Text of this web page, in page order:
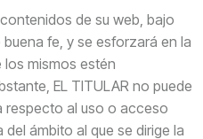
de su web, bajo
fe, y se esforzará en la
los mismos estén
EL TITULAR no puede
respecto al uso o acceso
ámbito al que se dirige la